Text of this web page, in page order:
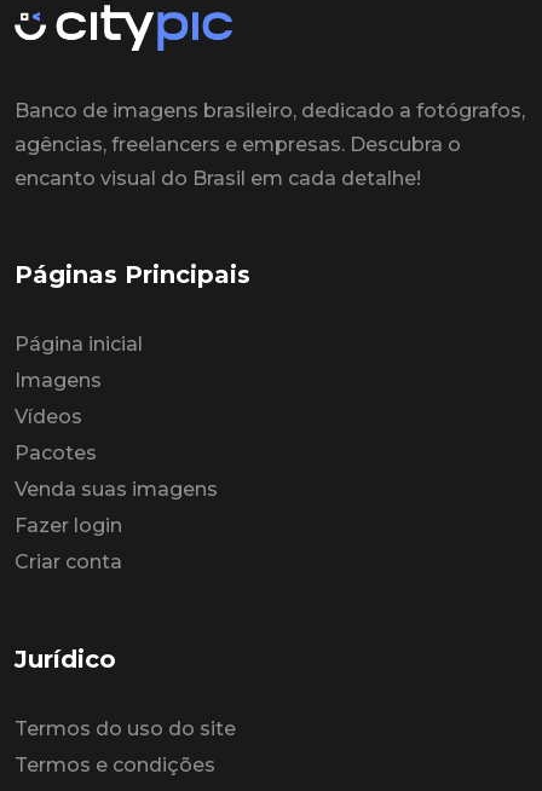
Banco de imagens brasileiro, dedicado a fotógrafos,
agências, freelancers e empresas. Descubra o
encanto visual do Brasil em cada detalhe!
Páginas Principais
Página inicial
Imagens
Vídeos
Pacotes
Venda suas imagens
Fazer login
Criar conta
Jurídico
Termos do uso do site
Termos e condições